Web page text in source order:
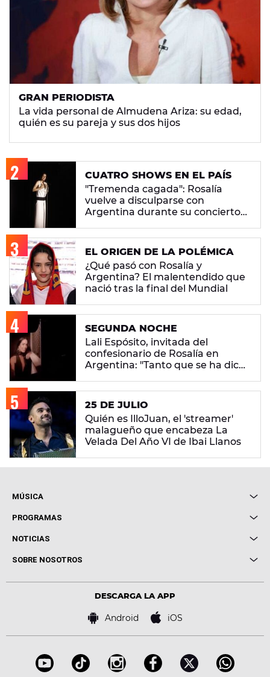
GRAN PERIODISTA
La vida personal de Almudena Ariza: su edad,
quién es su pareja y sus dos hijos
CUATRO SHOWS EN EL PAÍS
"Tremenda cagada": Rosalía
vuelve a disculparse con
Argentina durante su concierto
EL ORIGEN DE LA POLÉMICA
¿Qué pasó con Rosalía y
Argentina? El malentendido que
nació tras la final del Mundial
SEGUNDA NOCHE
Lali Espósito, invitada del
confesionario de Rosalía en
Argentina: "Tanto que se ha dicho
fui generosa"
25 DE JULIO
Quién es IlloJuan, el 'streamer'
malagueño que encabeza La
Velada Del Año VI de Ibai Llanos
MÚSICA
Local de Ensayo Europa FM
Conciertos
PROGRAMAS
Cuerpos especiales
Locutores Europa FM
NOTICIAS
Cine y Televisión
Virales
SOBRE NOSOTROS
Bases de concursos
DESCARGA LA APP
Android iOS